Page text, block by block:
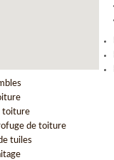
toiture
de toiture
tuiles